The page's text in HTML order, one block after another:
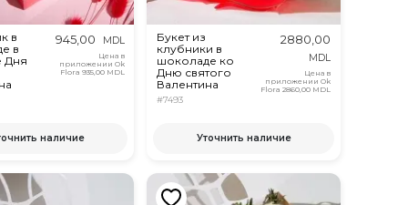
в
в
Дня
945,00 MDL
Цена в
приложении Ok
Flora 935,00 MDL
наличие
Букет из
клубники в
шоколаде ко
Дню святого
Валентина
#7493
2880,00
MDL
Цена в
приложении Ok
Flora2860,00 MDL
Уточнить наличие